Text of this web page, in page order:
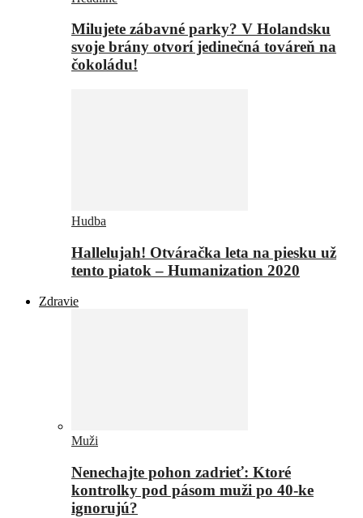
Milujete zábavné parky? V Holandsku
svoje brány otvorí jedinečná továreň na
čokoládu!
Hudba
Hallelujah! Otváračka leta na piesku už
tento piatok – Humanization 2020
Zdravie
Muži
Nenechajte pohon zadrieť: Ktoré
kontrolky pod pásom muži po 40-ke
ignorujú?